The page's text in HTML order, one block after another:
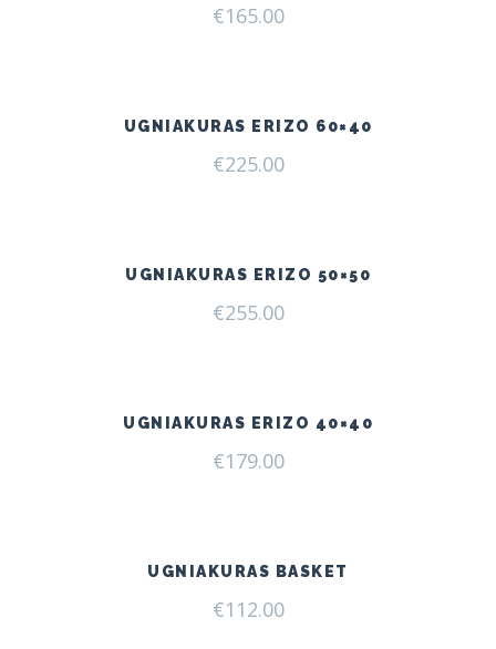
€165.00
UGNIAKURAS ERIZO 60×40
€225.00
UGNIAKURAS ERIZO 50×50
€255.00
UGNIAKURAS ERIZO 40×40
€179.00
UGNIAKURAS BASKET
€112.00